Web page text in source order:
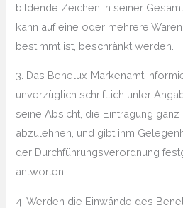
bildende Zeichen in seiner
kann auf eine oder mehrere
bestimmt ist, beschränkt werden.
3. Das Benelux-Markenamt
unverzüglich schriftlich unter
seine Absicht, die Eintragung
abzulehnen, und gibt ihm
der Durchführungsverordnung
antworten.
4. Werden die Einwände des